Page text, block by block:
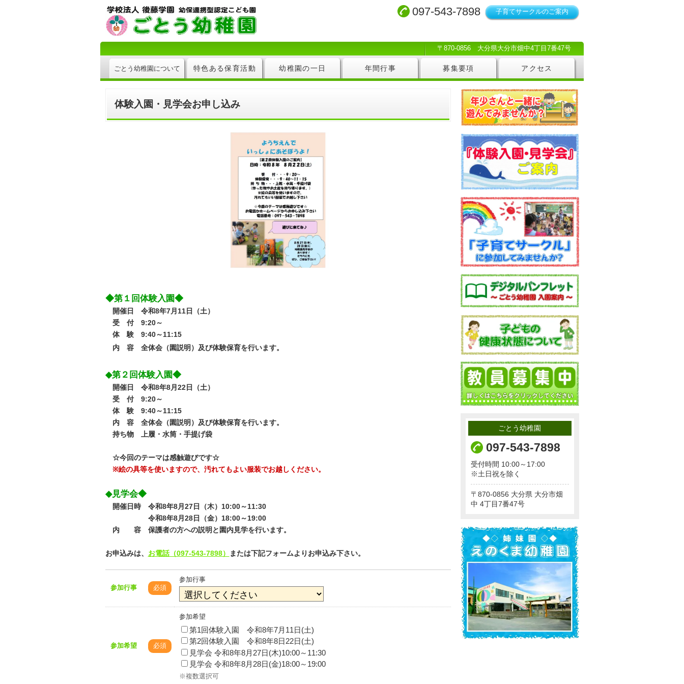
097-543-7898 子育てサークルのご案内
〒870-0856 大分県大分市畑中4丁目7番47号
ごとう幼稚園について 特色ある保育活動 幼稚園の一日 年間行事 募集要項 アクセス
体験入園・見学会お申し込み
◆第１回体験入園◆
開催日 令和8年7月11日（土）
受 付 9:20～
体 験 9:40～11:15
内 容 全体会（園説明）及び体験保育を行います。
◆第２回体験入園◆
開催日 令和8年8月22日（土）
受 付 9:20～
体 験 9:40～11:15
内 容 全体会（園説明）及び体験保育を行います。
持ち物 上履・水筒・手提げ袋
☆今回のテーマは感触遊びです☆
※絵の具等を使いますので、汚れてもよい服装でお越しください。
◆見学会◆
開催日時 令和8年8月27日（木）10:00～11:30
令和8年8月28日（金）18:00～19:00
内 容 保護者の方への説明と園内見学を行います。
お申込みは、 お電話（097-543-7898） または下記フォームよりお申込み下さい。
参加行事 必須
参加行事
参加希望 必須
参加希望
第1回体験入園 令和8年7月11日(土)
第2回体験入園 令和8年8日22日(土)
見学会 令和8年8月27日(木)10:00～11:30
見学会 令和8年8月28日(金)18:00～19:00
※複数選択可
ごとう幼稚園
097-543-7898
受付時間 10:00～17:00
※土日祝を除く
870-0856 大分県 大分市畑
中 4丁目7番47号